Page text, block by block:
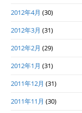
2012年4月 (30)
2012年3月 (31)
2012年2月 (29)
2012年1月 (31)
2011年12月 (31)
2011年11月 (30)